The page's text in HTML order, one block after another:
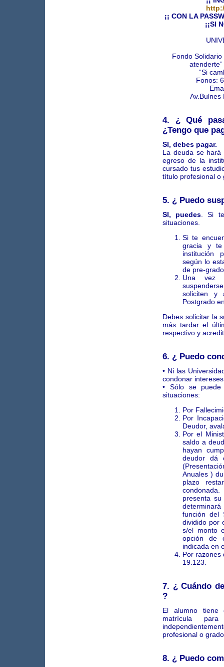
¡¡ CON LA
¡¡SI
Fondo
“Si
Fonos:
Av.Bulnes
4. ¿ Qué
¿Tengo que
SI, debes pagar.
La deuda se hará
egreso de la
cursado tus
título profesional o
5. ¿ Puedo
SI, puedes. Si
situaciones.
Si te
gracia y te
institución
según lo
de pre-
Una vez
soliciten y
Postgrado
Debes solicitar la
más tardar el
respectivo y
6. ¿ Puedo
• Ni las
condonar
• Sólo se
situaciones:
Por
Por
Deudor,
Por el
saldo a
hayan
deudor dá
Anuales )
plazo
presenta
función del
dividido por
s/el monto
opción de
indicada en
Por razones
19.123.
7. ¿ Cuándo
?
El alumno tiene
matrícula
profesional o
8. ¿ Puedo